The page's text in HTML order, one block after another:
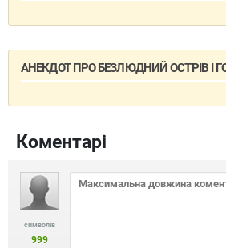
АНЕКДОТ ПРО БЕЗЛЮДНИЙ ОСТРІВ І
Коментарі
символів
999